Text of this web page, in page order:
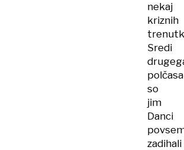
nekaj
kriznih
Sredi
polčasa
so
jim
Danci
zadihali